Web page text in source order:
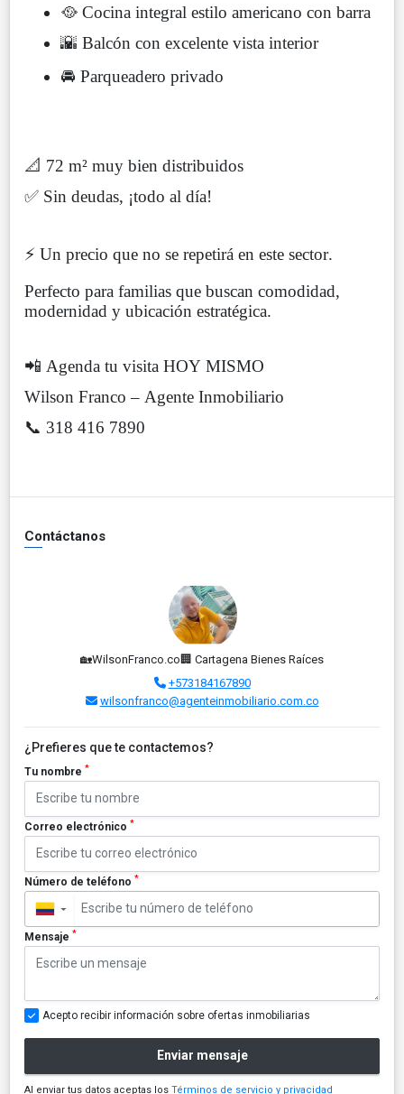
🥘 Cocina integral estilo americano con barra
🌇 Balcón con excelente vista interior
🚘 Parqueadero privado
📐 72 m² muy bien distribuidos
✅ Sin deudas, ¡todo al día!
⚡️ Un precio que no se repetirá en este sector.
Perfecto para familias que buscan comodidad,
modernidad y ubicación estratégica.
📲 Agenda tu visita HOY MISMO
Wilson Franco – Agente Inmobiliario
📞 318 416 7890
Contáctanos
🏡WilsonFranco.co🏢 Cartagena Bienes Raíces
+573184167890
wilsonfranco@agenteinmobiliario.com.co
¿Prefieres que te contactemos?
Tu nombre *
Correo electrónico *
Número de teléfono *
▼
Mensaje *
Acepto recibir información sobre ofertas inmobiliarias
Enviar mensaje
Al enviar tus datos aceptas los Términos de servicio y privacidad